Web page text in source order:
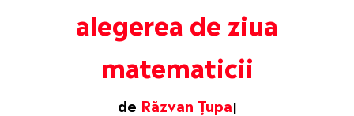
alegerea de ziua
matematicii
de Răzvan Țupa